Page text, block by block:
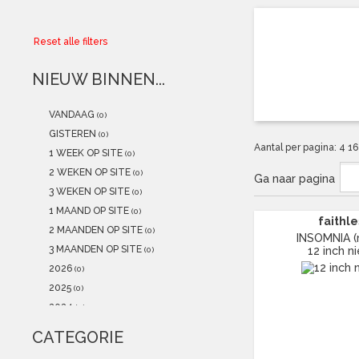
Kadobonnen
POSTERS(NEW)
Alle artikelen
Reset alle filters
NIEUW BINNEN...
VANDAAG (0)
GISTEREN (0)
1 WEEK OP SITE (0)
2 WEKEN OP SITE (0)
3 WEKEN OP SITE (0)
1 MAAND OP SITE (0)
2 MAANDEN OP SITE (0)
3 MAANDEN OP SITE (0)
2026 (0)
2025 (0)
2024 (0)
2022 (0)
CATEGORIE
Aantal per pagina: 4 16
Ga naar pagina
INSOMNIA
12 inch